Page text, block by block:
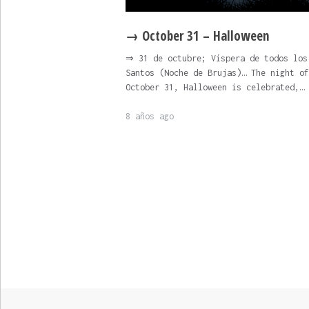
→ October 31 – Halloween
⇒ 31 de octubre; Víspera de todos los
Santos (Noche de Brujas)… The night of
October 31, Halloween is celebrated,…
8 años ago